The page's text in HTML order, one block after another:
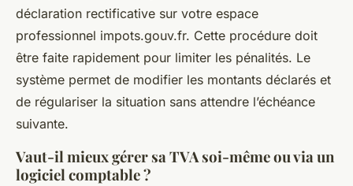
déclaration rectificative sur votre espace
professionnel impots.gouv.fr. Cette procédure doit
être faite rapidement pour limiter les pénalités. Le
système permet de modifier les montants déclarés et
de régulariser la situation sans attendre l’échéance
suivante.
Vaut-il mieux gérer sa TVA soi-même ou via un
logiciel comptable ?